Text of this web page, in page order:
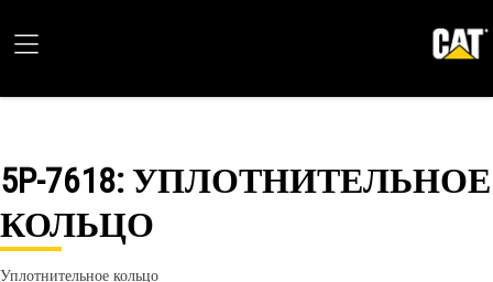
5P-7618: УПЛОТНИТЕЛЬНОЕ
КОЛЬЦО
Уплотнительное кольцо